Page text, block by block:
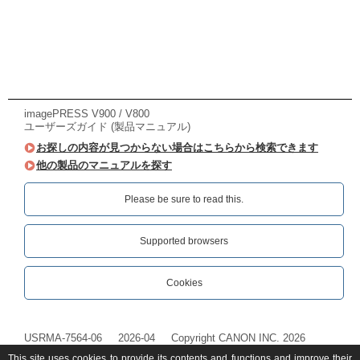
imagePRESS V900 / V800
ユーザーズガイド (製品マニュアル)
お探しの内容が見つからない場合はこちらから検索できます
他の製品のマニュアルを探す
Please be sure to read this.‎
Supported browsers
Cookies
USRMA-7564-06 2026-04 Copyright CANON INC. 2026